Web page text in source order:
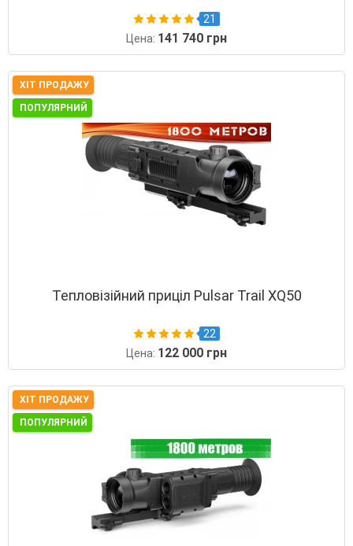
21
Цена: 141 740 грн
ХІТ ПРОДАЖУ
ПОПУЛЯРНИЙ
Тепловізійний приціл Pulsar Trail XQ50
22
Цена: 122 000 грн
ХІТ ПРОДАЖУ
ПОПУЛЯРНИЙ